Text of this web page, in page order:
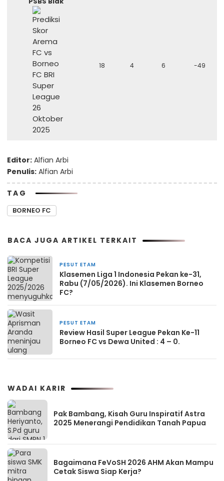
18 4 6 -49
Editor: Alfian Arbi
Penulis: Alfian Arbi
TAG
BORNEO FC
BACA JUGA ARTIKEL TERKAIT
PESUT ETAM
Klasemen Liga 1 Indonesia Pekan ke-31,
Rabu (7/05/2026). Ini Klasemen Borneo
FC?
PESUT ETAM
Review Hasil Super League Pekan Ke-11
Borneo FC vs Dewa United : 4 – 0.
WADAI KARIR
Pak Bambang, Kisah Guru Inspiratif Astra
2025 Menerangi Pendidikan Tanah Papua
Bagaimana FeVoSH 2026 AHM Akan Mampu
Cetak Siswa Siap Kerja?